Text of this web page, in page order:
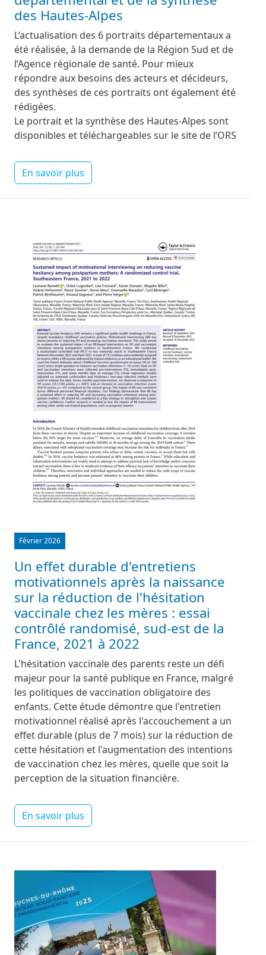
des Hautes-Alpes
L’actualisation des 6 portraits départementaux a
été réalisée, à la demande de la Région Sud et de
l’Agence régionale de santé. Pour mieux
répondre aux besoins des acteurs et décideurs,
des synthèses de ces portraits ont également été
rédigées.
Le portrait et la synthèse des Hautes-Alpes sont
disponibles et téléchargeables sur le site de l’ORS
En savoir plus
Février 2026
Un effet durable d'entretiens
motivationnels après la naissance
sur la réduction de l'hésitation
vaccinale chez les mères : essai
contrôlé randomisé, sud-est de la
France, 2021 à 2022
L'hésitation vaccinale des parents reste un défi
majeur pour la santé publique en France, malgré
les politiques de vaccination obligatoire des
enfants. Cette étude démontre que l'entretien
motivationnel réalisé après l'accouchement a un
effet durable (plus de 7 mois) sur la réduction de
cette hésitation et l'augmentation des intentions
de vaccination chez les mères, quelle que soit la
perception de la situation financière.
En savoir plus